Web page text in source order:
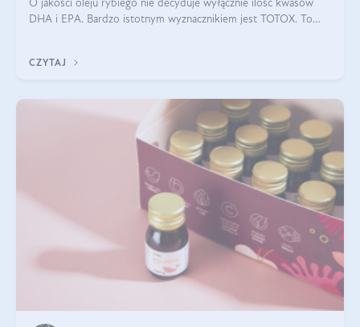
O jakości oleju rybiego nie decyduje wyłącznie ilość kwasów
DHA i EPA. Bardzo istotnym wyznacznikiem jest TOTOX. To
CZYTAJ